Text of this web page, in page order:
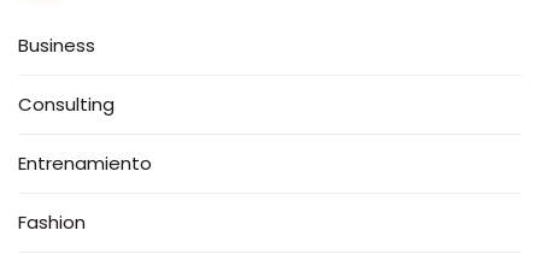
Business
Consulting
Entrenamiento
Fashion